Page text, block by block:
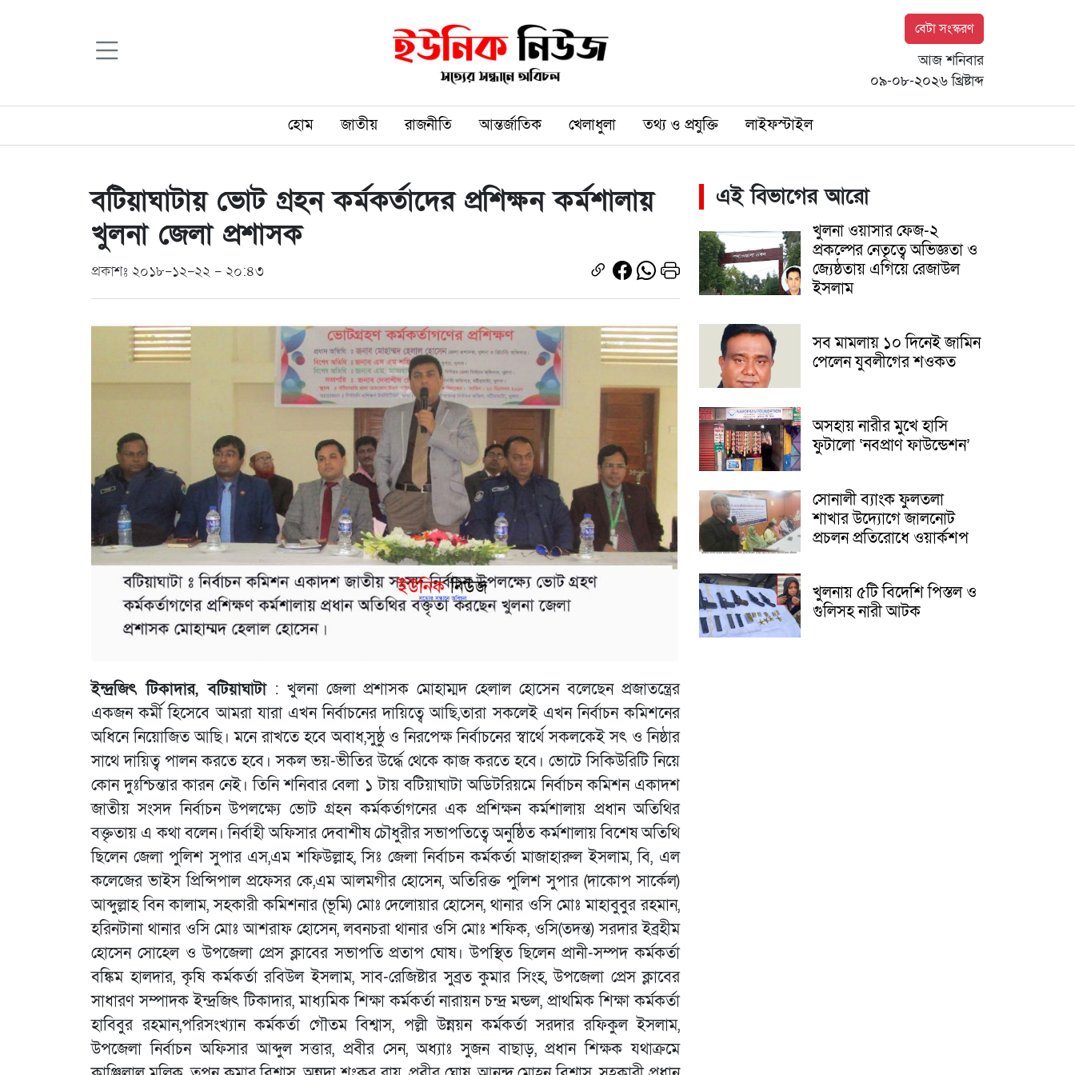
বেটা সংস্করণ
আজ শনিবার
০৯-০৮-২০২৬ খ্রিষ্টাব্দ
হোম জাতীয় রাজনীতি আন্তর্জাতিক খেলাধুলা তথ্য ও প্রযুক্তি লাইফস্টাইল
বটিয়াঘাটায় ভোট গ্রহন কর্মকর্তাদের প্রশিক্ষন কর্মশালায়
খুলনা জেলা প্রশাসক
প্রকাশঃ ২০১৮-১২-২২ - ২০:৪৩
ইন্দ্রজিৎ টিকাদার, বটিয়াঘাটা: খুলনা জেলা প্রশাসক মোহাম্মদ হেলাল হোসেন বলেছেন প্রজাতন্ত্রের
একজন কর্মী হিসেবে আমরা যারা এখন নির্বাচনের দায়িত্বে আছি,তারা সকলেই এখন নির্বাচন কমিশনের
অধিনে নিয়োজিত আছি। মনে রাখতে হবে অবাধ,সুষ্ঠু ও নিরপেক্ষ নির্বাচনের স্বার্থে সকলকেই সৎ ও নিষ্ঠার
সাথে দায়িত্ব পালন করতে হবে। সকল ভয়-ভীতির উর্দ্ধে থেকে কাজ করতে হবে। ভোটে সিকিউরিটি নিয়ে
কোন দুঃশ্চিন্তার কারন নেই। তিনি শনিবার বেলা ১ টায় বটিয়াঘাটা অডিটরিয়মে নির্বাচন কমিশন একাদশ
জাতীয় সংসদ নির্বাচন উপলক্ষ্যে ভোট গ্রহন কর্মকর্তাগনের এক প্রশিক্ষন কর্মশালায় প্রধান অতিথির
বক্তৃতায় এ কথা বলেন। নির্বাহী অফিসার দেবাশীষ চৌধুরীর সভাপতিত্বে অনুষ্ঠিত কর্মশালায় বিশেষ অতিথি
ছিলেন জেলা পুলিশ সুপার এস,এম শফিউল্লাহ, সিঃ জেলা নির্বাচন কর্মকর্তা মাজাহারুল ইসলাম, বি, এল
কলেজের ভাইস প্রিন্সিপাল প্রফেসর কে,এম আলমগীর হোসেন, অতিরিক্ত পুলিশ সুপার (দাকোপ সার্কেল)
আব্দুল্লাহ বিন কালাম, সহকারী কমিশনার (ভূমি) মোঃ দেলোয়ার হোসেন, থানার ওসি মোঃ মাহাবুবুর রহমান,
হরিনটানা থানার ওসি মোঃ আশরাফ হোসেন, লবনচরা থানার ওসি মোঃ শফিক, ওসি(তদন্ত) সরদার ইব্রহীম
হোসেন সোহেল ও উপজেলা প্রেস ক্লাবের সভাপতি প্রতাপ ঘোষ। উপস্থিত ছিলেন প্রানী-সম্পদ কর্মকর্তা
বঙ্কিম হালদার, কৃষি কর্মকর্তা রবিউল ইসলাম, সাব-রেজিষ্টার সুব্রত কুমার সিংহ, উপজেলা প্রেস ক্লাবের
সাধারণ সম্পাদক ইন্দ্রজিৎ টিকাদার, মাধ্যমিক শিক্ষা কর্মকর্তা নারায়ন চন্দ্র মন্ডল, প্রাথমিক শিক্ষা কর্মকর্তা
হাবিবুর রহমান,পরিসংখ্যান কর্মকর্তা গৌতম বিশ্বাস, পল্লী উন্নয়ন কর্মকর্তা সরদার রফিকুল ইসলাম,
উপজেলা নির্বাচন অফিসার আব্দুল সত্তার, প্রবীর সেন, অধ্যাঃ সুজন বাছাড়, প্রধান শিক্ষক যথাক্রমে
এই বিভাগের আরো
খুলনা ওয়াসার ফেজ-২
প্রকল্পের নেতৃত্বে অভিজ্ঞতা ও
জ্যেষ্ঠতায় এগিয়ে রেজাউল
ইসলাম
সব মামলায় ১০ দিনেই জামিন
পেলেন যুবলীগের শওকত
অসহায় নারীর মুখে হাসি
ফুটালো ‘নবপ্রাণ ফাউন্ডেশন’
সোনালী ব্যাংক ফুলতলা
শাখার উদ্যোগে জালনোট
প্রচলন প্রতিরোধে ওয়ার্কশপ
খুলনায় ৫টি বিদেশি পিস্তল ও
গুলিসহ নারী আটক